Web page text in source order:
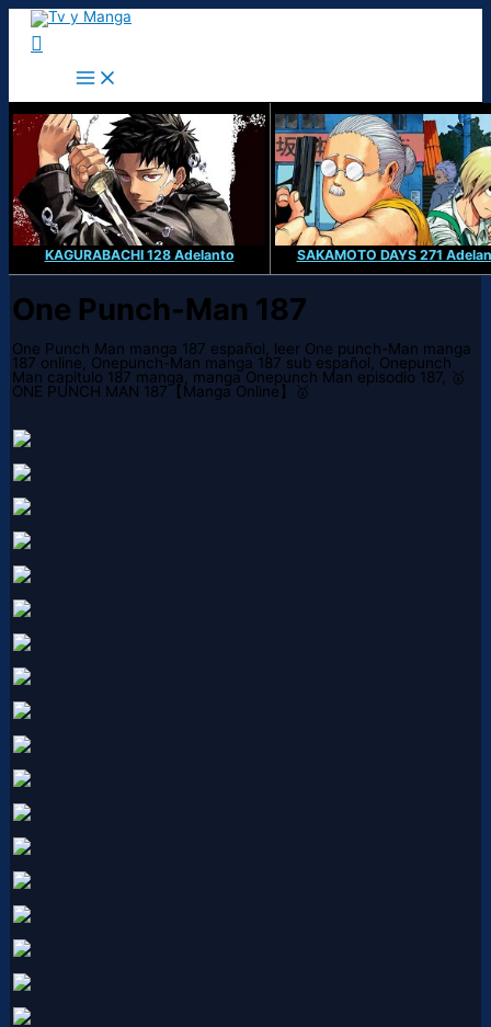
Ir
contenido
Buscar
KAGURABACHI 128 Adelanto SAKAMOTO DAYS 271
One Punch-Man 187
One Punch Man manga 187 español, leer One punch-Man manga
187 online, Onepunch-Man manga 187 sub español, Onepunch
Man capitulo 187 manga, manga Onepunch Man episodio 187, 🥇
ONE PUNCH MAN 187【Manga Online】🥇